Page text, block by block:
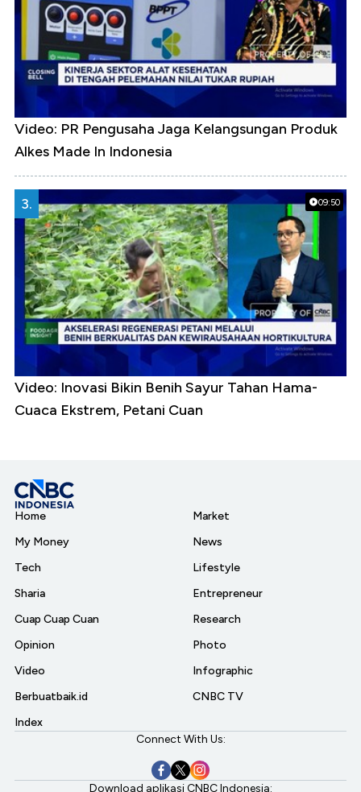
Video: PR Pengusaha Jaga Kelangsungan Produk
Alkes Made In Indonesia
09:50
3.
Video: Inovasi Bikin Benih Sayur Tahan Hama-
Cuaca Ekstrem, Petani Cuan
Home
My Money
Tech
Sharia
Cuap Cuap Cuan
Opinion
Video
Berbuatbaik.id
Index
Market
News
Lifestyle
Entrepreneur
Research
Photo
Infographic
CNBC TV
Connect With Us:
Download aplikasi CNBC Indonesia: